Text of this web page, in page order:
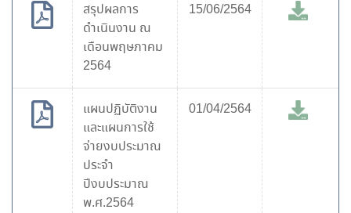
สรุปผลการ
ดำเนินงาน ณ
เดือนพฤษภาคม
2564
15/06/2564
แผนปฏิบัติงาน
และแผนการใช้
จ่ายงบประมาณ
ประจำ
ปีงบประมาณ
พ.ศ.2564
01/04/2564